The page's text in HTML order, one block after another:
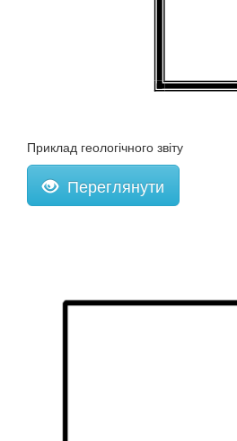
Приклад геологічного звіту
Переглянути